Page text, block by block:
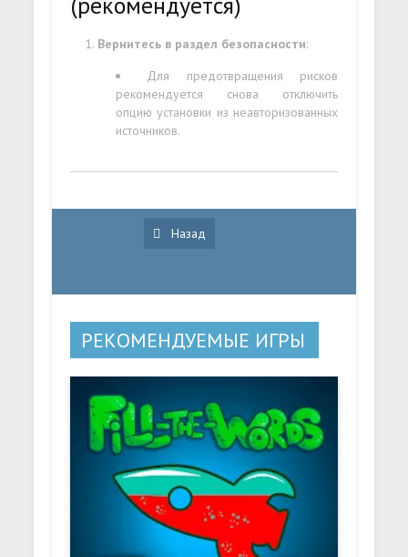
Вернитесь в раздел безопасности:
Для предотвращения рисков
рекомендуется снова отключить
опцию установки из неавторизованных
источников.
Назад
РЕКОМЕНДУЕМЫЕ ИГРЫ